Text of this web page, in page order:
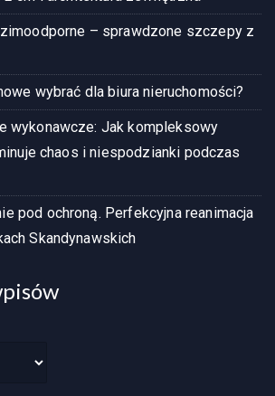
– sprawdzone szczepy z
wybrać dla biura nieruchomości?
wykonawcze: Jak kompleksowy
chaos i niespodzianki podczas
pod ochroną. Perfekcyjna reanimacja
Skandynawskich